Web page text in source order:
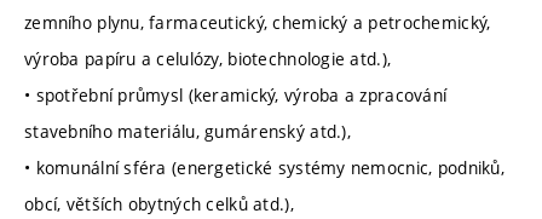
zemního plynu, farmaceutický, chemický a petrochemický,
výroba papíru a celulózy, biotechnologie atd.),
• spotřební průmysl (keramický, výroba a zpracování
stavebního materiálu, gumárenský atd.),
• komunální sféra (energetické systémy nemocnic, podniků,
obcí, větších obytných celků atd.),